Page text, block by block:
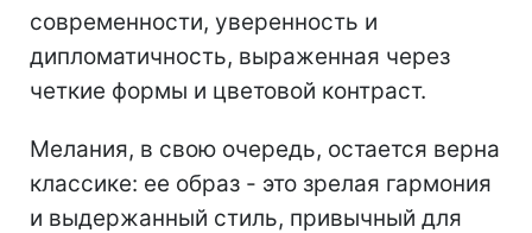
современности, уверенность и
дипломатичность, выраженная через
четкие формы и цветовой контраст.
Мелания, в свою очередь, остается верна
классике: ее образ - это зрелая гармония
и выдержанный стиль, привычный для